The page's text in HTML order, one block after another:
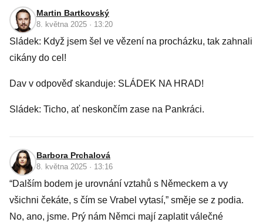
Martin Bartkovský
8. května 2025 · 13:20
Sládek: Když jsem šel ve vězení na procházku, tak zahnali
cikány do cel!
Dav v odpověď skanduje: SLÁDEK NA HRAD!
Sládek: Ticho, ať neskončím zase na Pankráci.
Barbora Prchalová
8. května 2025 · 13:16
“Dalším bodem je urovnání vztahů s Německem a vy
všichni čekáte, s čím se Vrabel vytasí,” směje se z podia.
No, ano, jsme. Prý nám Němci mají zaplatit válečné